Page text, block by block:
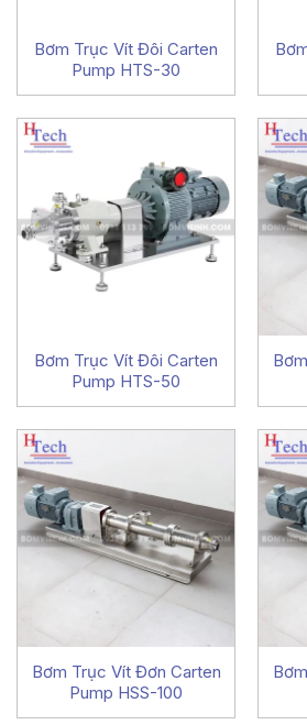
Bơm Trục Vít Đôi Carten
Pump HTS-30
Bơm Trục Vít Đôi Carten
Pump HTS-50
Bơm Trục Vít Đơn Carten
Pump HSS-100